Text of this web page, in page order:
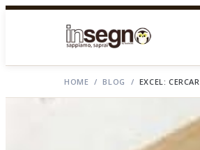
HOME / BLOG / EXCEL: